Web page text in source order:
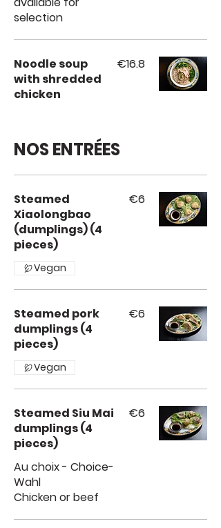
selection
Noodle soup
with shredded
chicken
€16.8
NOS ENTRÉES
Steamed
Xiaolongbao
(dumplings) (4
pieces)
€6
Vegan
Steamed pork
dumplings (4
pieces)
€6
Vegan
Steamed Siu Mai
dumplings (4
pieces)
Au choix - Choice-
Wahl
Chicken or beef
€6